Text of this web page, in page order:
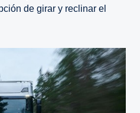
de girar y reclinar el